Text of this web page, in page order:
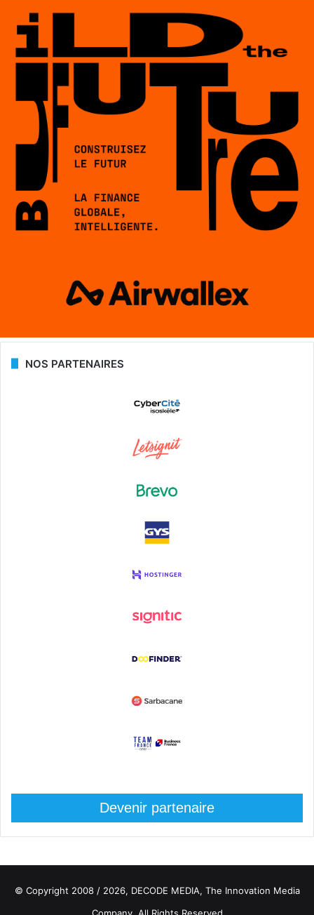
NOS PARTENAIRES
Devenir partenaire
© Copyright 2008 / 2026, DECODE MEDIA, The Innovation Media
Company. All Rights Reserved